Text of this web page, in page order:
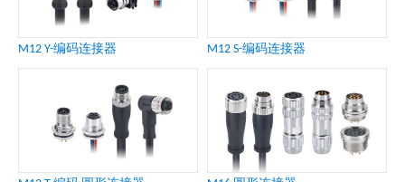
M12 Y-编码连接器 M12 S-编码连接器